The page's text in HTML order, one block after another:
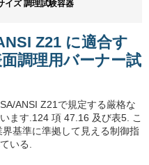
ズ 調理試験容器
Z21 に適合す
調理用バーナー試
ANSI Z21で規定する厳格な
ます.124 項 47.16 及び表5. こ
基準に準拠して見える制御指
いる.